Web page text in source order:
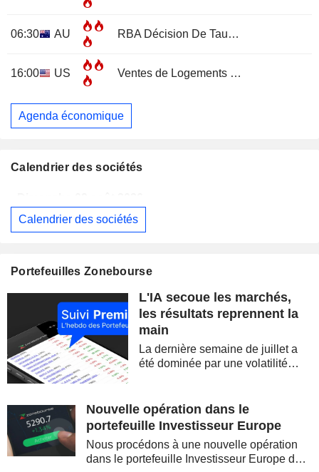
06:30 AU RBA Décision De Taux D'Intérêt
16:00 US Ventes de Logements Existants
Agenda économique
Calendrier des sociétés
WESTPAC BANKING CORPORATION
SIMON PROPERTY GROUP, INC.
FERGUSON ENTERPRISES INC. Publication des résultats - Q2 2026 12:45
ROCKET LAB CORPORATION
MOORE THREADS TECHNOLOGY CO., LTD. Publication des résultats - Q2 2026
AMRIZE AG
JBS N.V. Publication des résultats - Q2 2026
GEA GROUP AG
Dimanche 09 août 2026
Calendrier des sociétés
Portefeuilles Zonebourse
L'IA secoue les marchés,
les résultats reprennent la
main
La dernière semaine de juillet a
été dominée par une volatilité
semi-conducteurs. Les
inquiétudes sur la soutenabilité
Nouvelle opération dans le
portefeuille Investisseur Europe
Nous procédons à une nouvelle opération
dans le portefeuille Investisseur Europe de